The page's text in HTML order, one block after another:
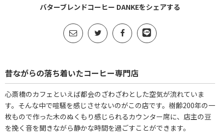
バターブレンドコーヒー DANKEをシェアする
昔ながらの落ち着いたコーヒー専門店
心斎橋のカフェといえば都会のざわざわとした空気が流れていま
す。そんな中で喧騒を感じさせないのがこの店です。樹齢200年の一
枚もので作った木のぬくもり感じられるカウンター席に、店主の豆
を挽く音を聞きながら静かな時間を過ごすことができます。